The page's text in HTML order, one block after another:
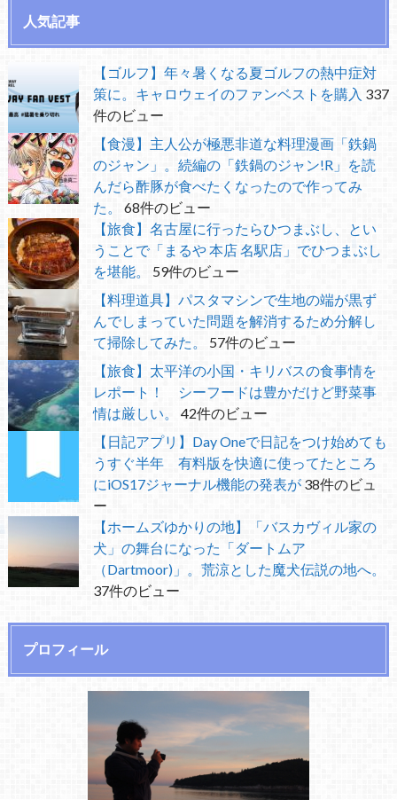
人気記事
【ゴルフ】年々暑くなる夏ゴルフの熱中症対
策に。キャロウェイのファンベストを購入 337
件のビュー
【食漫】主人公が極悪非道な料理漫画「鉄鍋
のジャン」。続編の「鉄鍋のジャン!R」を読
んだら酢豚が食べたくなったので作ってみ
た。
68件のビュー
【旅食】名古屋に行ったらひつまぶし、とい
うことで「まるや 本店 名駅店」でひつまぶし
を堪能。
59件のビュー
【料理道具】パスタマシンで生地の端が黒ず
んでしまっていた問題を解消するため分解し
て掃除してみた。
57件のビュー
【旅食】太平洋の小国・キリバスの食事情を
レポート！ シーフードは豊かだけど野菜事
情は厳しい。
42件のビュー
【日記アプリ】Day Oneで日記をつけ始めても
うすぐ半年 有料版を快適に使ってたところ
にiOS17ジャーナル機能の発表が 38件のビュ
ー
【ホームズゆかりの地】「バスカヴィル家の
犬」の舞台になった「ダートムア
（Dartmoor)」。荒涼とした魔犬伝説の地へ。
37件のビュー
プロフィール